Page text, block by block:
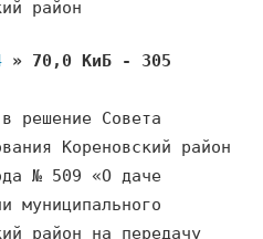
район
» 70,0 КиБ - 305
решение Совета
Кореновский район
№ 509 «О даче
муниципального
район на передачу